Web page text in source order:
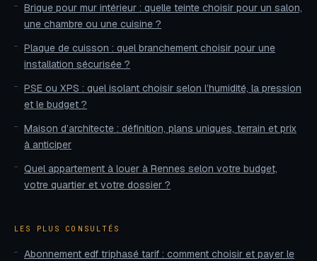
Brique pour mur intérieur : quelle teinte choisir pour un salon,
une chambre ou une cuisine ?
Plaque de cuisson : quel branchement choisir pour une
installation sécurisée ?
PSE ou XPS : quel isolant choisir selon l’humidité, la pression
et le budget ?
Maison d’architecte : définition, plans uniques, terrain et prix
à anticiper
Quel appartement à louer à Rennes selon votre budget,
votre quartier et votre dossier ?
LES PLUS CONSULTÉS
Abonnement edf triphasé tarif : comment choisir et payer le